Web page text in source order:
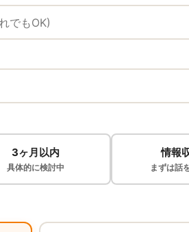
3ヶ月以内
具体的に検討中
情報
まずは話